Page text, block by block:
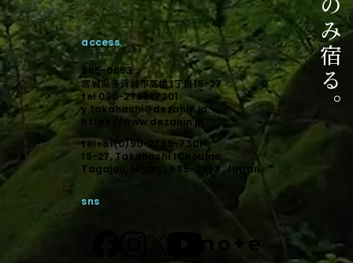
デザインで顕在化する。
access
985-0853
宮城県多賀城市高橋1丁目15-27
tel.090-2799-7301
y.takahashi＠dezanin.jp
https://www.dezanin.jp
tel+81(0)90-2799-7301
15-27, Takahashi 1Choume,
Tagajou, Miyagi, 985-0853. Japan
sns